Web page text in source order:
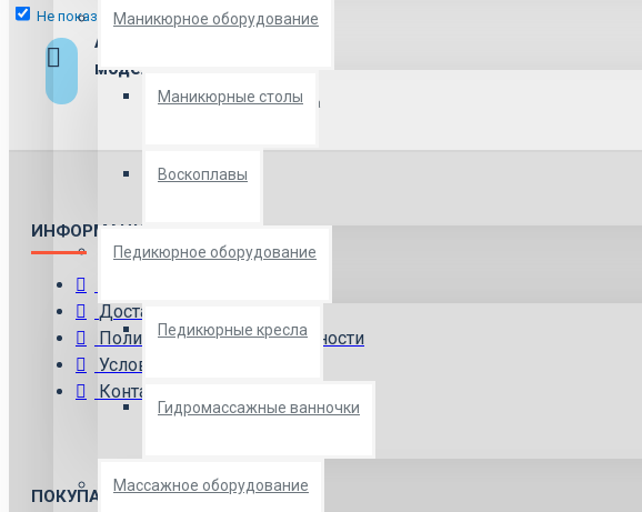
Не показывать сноваМаникюрное оборудование
Маникюрные столы
Воскоплавы
Педикюрное оборудование
Педикюрные кресла
Гидромассажные ванночки
Массажное оборудование
Актуальные
модели
модельного ряда
ИНФОРМАЦИЯ
Доставка
Политика конфиденциальности
Условия использования
Контакты
ПОКУПАТЕЛЯМ